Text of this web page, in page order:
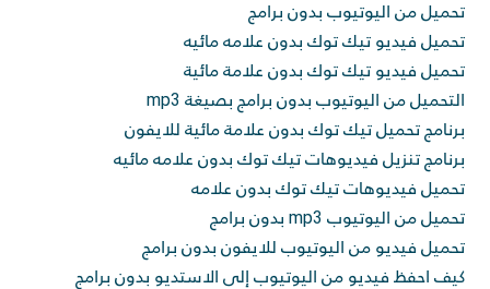
تحميل من اليوتيوب بدون برامج
تحميل فيديو تيك توك بدون علامه مائيه
تحميل فيديو تيك توك بدون علامة مائية
التحميل من اليوتيوب بدون برامج بصيغة mp3
برنامج تحميل تيك توك بدون علامة مائية للايفون
برنامج تنزيل فيديوهات تيك توك بدون علامه مائيه
تحميل فيديوهات تيك توك بدون علامه
تحميل من اليوتيوب mp3 بدون برامج
تحميل فيديو من اليوتيوب للايفون بدون برامج
كيف احفظ فيديو من اليوتيوب إلى الاستديو بدون برامج